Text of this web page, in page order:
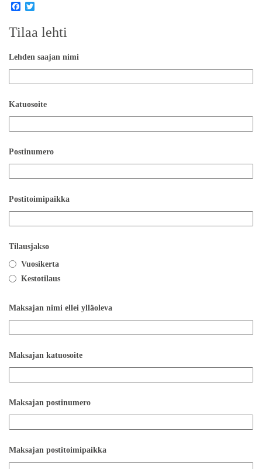
Facebook
Tilaa lehti
Lehden saajan nimi
Katuosoite
Postinumero
Postitoimipaikka
Tilausjakso
Vuosikerta
Kestotilaus
Maksajan nimi ellei ylläoleva
Maksajan katuosoite
Maksajan postinumero
Maksajan postitoimipaikka